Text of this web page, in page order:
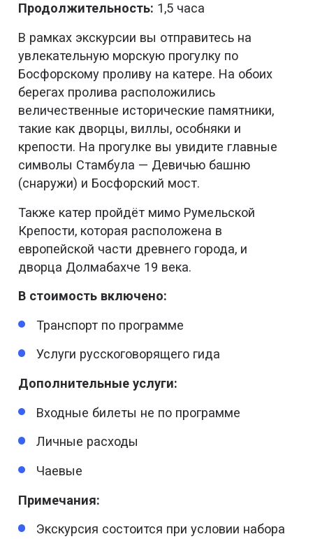
Продолжительность: 1,5 часа
В рамках экскурсии вы отправитесь на
увлекательную морскую прогулку по
Босфорскому проливу на катере. На обоих
берегах пролива расположились
величественные исторические памятники,
такие как дворцы, виллы, особняки и
крепости. На прогулке вы увидите главные
символы Стамбула — Девичью башню
(снаружи) и Босфорский мост.
Также катер пройдёт мимо Румельской
Крепости, которая расположена в
европейской части древнего города, и
дворца Долмабахче 19 века.
В стоимость включено:
Транспорт по программе
Услуги русскоговорящего гида
Дополнительные услуги:
Входные билеты не по программе
Личные расходы
Чаевые
Примечания:
Экскурсия состоится при условии набора